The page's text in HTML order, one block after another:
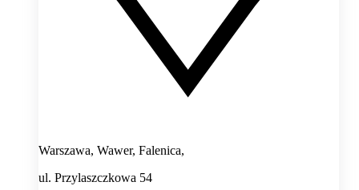
Warszawa, Wawer, Falenica,
ul. Przylaszczkowa 54